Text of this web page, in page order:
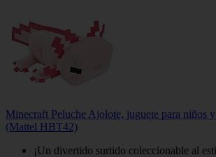
Minecraft Peluche Ajolote, juguete para niños
(Mattel HBT42)
¡Un divertido surtido coleccionable al